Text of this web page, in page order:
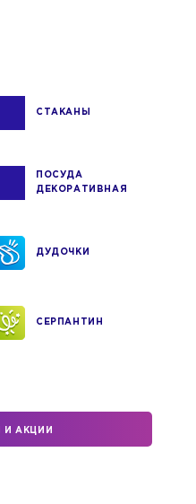
СТАКАНЫ
ПОСУДА
ДЕКОРАТИВНАЯ
ДУДОЧКИ
СЕРПАНТИН
И АКЦИИ